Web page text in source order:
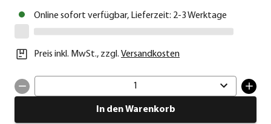
Online sofort verfügbar, Lieferzeit: 2-3 Werktage
Preis inkl. MwSt., zzgl. Versandkosten
1
In den Warenkorb